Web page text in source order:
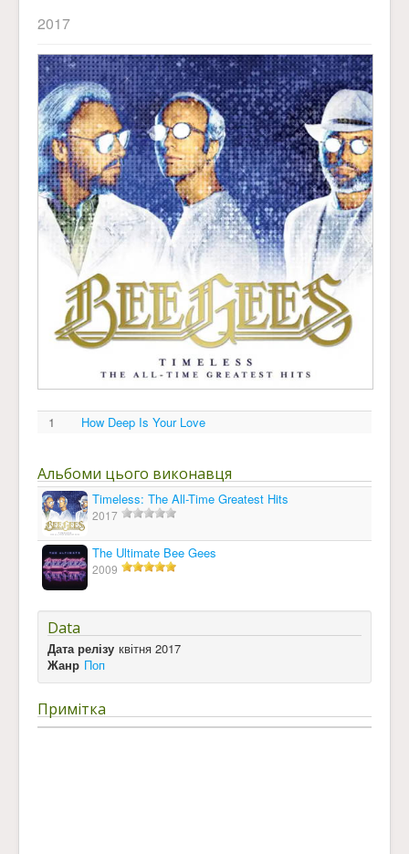
2017
1 How Deep Is Your Love
Альбоми цього виконавця
Timeless: The All-Time Greatest Hits
2017
The Ultimate Bee Gees
2009
Data
Дата релізу квітня 2017
Жанр Поп
Примітка